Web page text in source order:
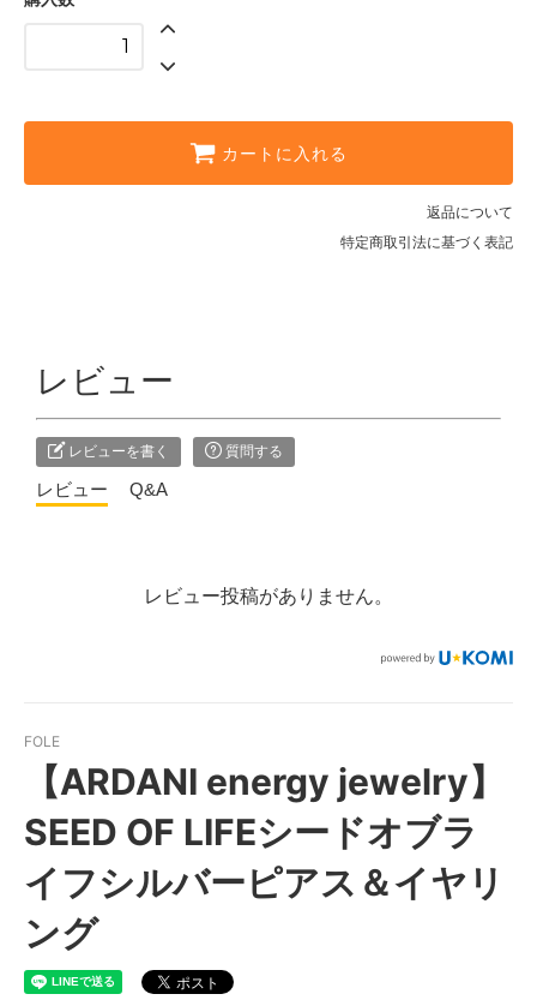
カートに入れる
返品について
特定商取引法に基づく表記
レビュー
レビューを書く 質問する
レビュー Q&A
レビュー投稿がありません。
FOLE
【ARDANI energy jewelry】
SEED OF LIFEシードオブラ
イフシルバーピアス＆イヤリ
ング